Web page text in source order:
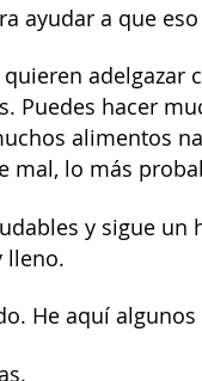
ayudar a que
adelgazar
Puedes hacer
alimentos
mal, lo más
y sigue
lleno.
He aquí algunos